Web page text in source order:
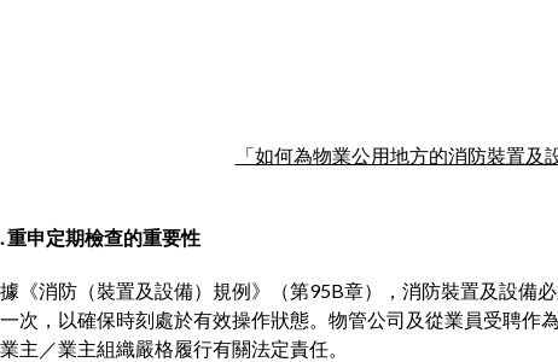
「如何為物業公用地方​​​​的消防裝置及
重申定期檢查的重要性
《消防（裝置及設備）規例》（第95B章），消防裝置及設備
次，以確保時刻處於有效操作狀態。物管公司及從業員受聘作
主／業主組織嚴格履行有關法定責任。